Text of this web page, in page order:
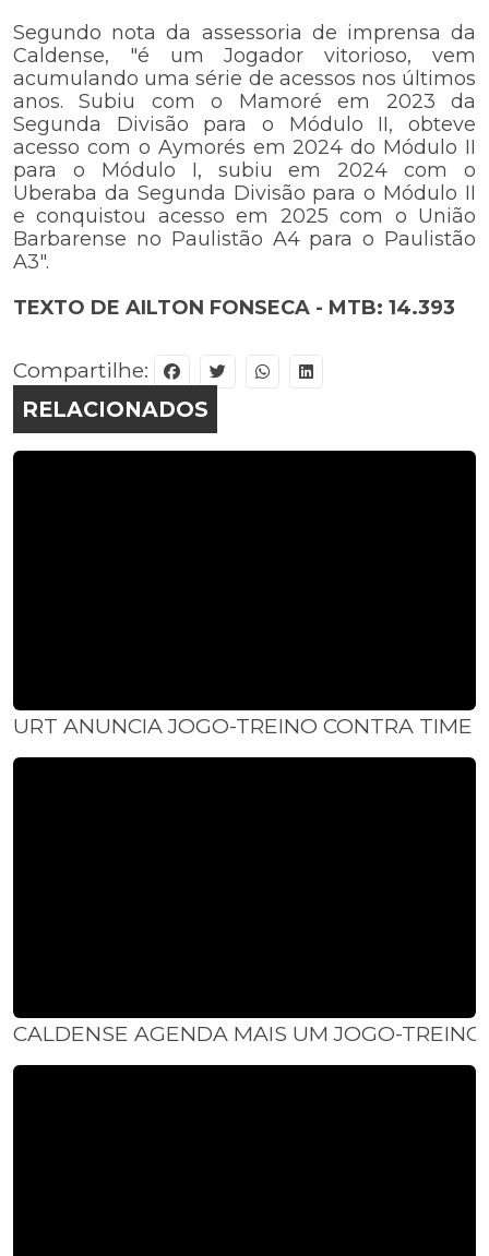
Segundo nota da assessoria de imprensa da
Caldense, "é um Jogador vitorioso, vem
acumulando uma série de acessos nos últimos
anos. Subiu com o Mamoré em 2023 da
Segunda Divisão para o Módulo II, obteve
acesso com o Aymorés em 2024 do Módulo II
para o Módulo I, subiu em 2024 com o
Uberaba da Segunda Divisão para o Módulo II
e conquistou acesso em 2025 com o União
Barbarense no Paulistão A4 para o Paulistão
A3".
TEXTO DE AILTON FONSECA - MTB: 14.393
Compartilhe:
RELACIONADOS
URT ANUNCIA JOGO-TREINO CONTRA TIME
CALDENSE AGENDA MAIS UM JOGO-TREINO